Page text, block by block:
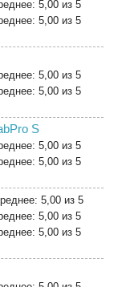
S